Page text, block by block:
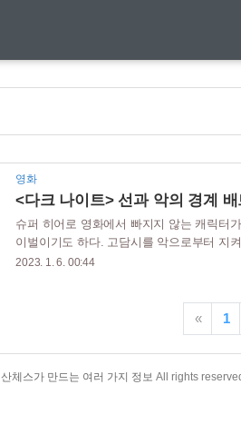
영화
<다크 나이트> 선과 악의 경계 배
슈퍼 히어로 영화에서 빠지지 않는 캐릭터
이벌이기도 하다. 고담시를 악으로부터 지
고민을 하는 캐릭터이다. 영화 다크 나이트
어둠의 도시 고담시에서 하비 덴트 검사와
조직의 표적이 되고 이에 조직은 최고의
2023. 1. 6. 00:44
« 1
산체스가 만드는 여러 가지 정보 All rights